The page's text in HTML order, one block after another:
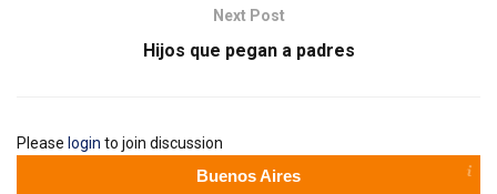
Next Post
Hijos que pegan a padres
Please login to join discussion
Buenos Aires